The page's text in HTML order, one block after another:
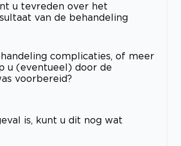
u tevreden over het
van de behandeling
complicaties, of meer
u (eventueel) door de
voorbereid?
is, kunt u dit nog wat